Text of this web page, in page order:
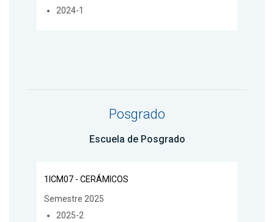
2024-1
Posgrado
Escuela de Posgrado
1ICM07 - CERÁMICOS
Semestre 2025
2025-2